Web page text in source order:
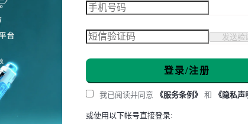
发送验
登录/注册
我已阅读并同意 《服务条例》 和 《隐私声
或使用以下帐号直接登录: